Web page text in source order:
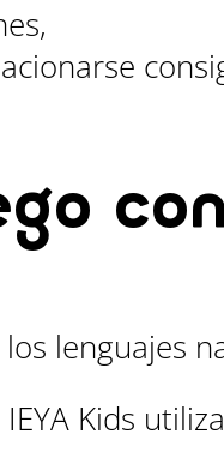
lenguajes
Kids